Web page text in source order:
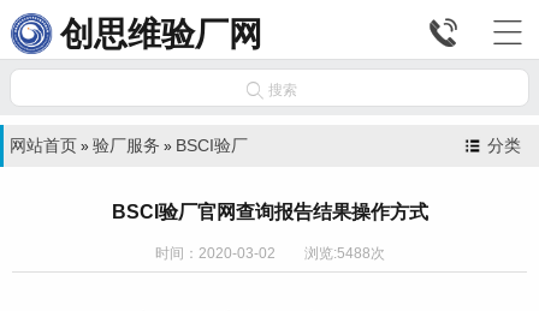
创思维验厂网 

 搜索
分类
网站首页 » 验厂服务 » BSCI验厂
BSCI验厂官网查询报告结果操作方式
时间：2020-03-02 浏览:5488次